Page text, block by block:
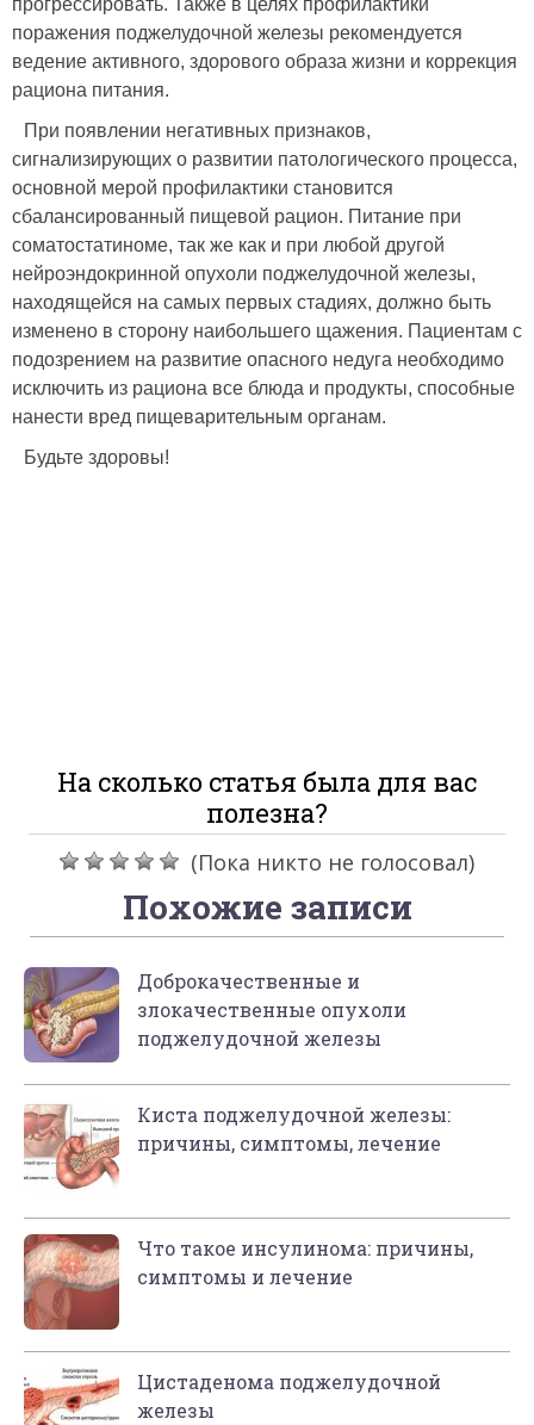
поражения поджелудочной железы рекомендуется
ведение активного, здорового образа жизни и коррекция
рациона питания.
При появлении негативных признаков,
сигнализирующих о развитии патологического процесса,
основной мерой профилактики становится
сбалансированный пищевой рацион. Питание при
соматостатиноме, так же как и при любой другой
нейроэндокринной опухоли поджелудочной железы,
находящейся на самых первых стадиях, должно быть
изменено в сторону наибольшего щажения. Пациентам с
подозрением на развитие опасного недуга необходимо
исключить из рациона все блюда и продукты, способные
нанести вред пищеварительным органам.
Будьте здоровы!
На сколько статья была для вас
полезна?
(Пока никто не голосовал)
Похожие записи
Доброкачественные и
злокачественные опухоли
поджелудочной железы
Киста поджелудочной железы:
причины, симптомы, лечение
Что такое инсулинома: причины,
симптомы и лечение
Цистаденома поджелудочной
железы